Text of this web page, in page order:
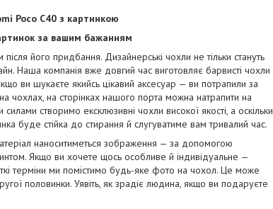
Poco C40 з картинкою
за вашим бажанням
його придбання. Дизайнерські чохли не тільки стануть
Наша компанія вже довгий час виготовляє барвисті чохли
ви шукаєте якийсь цікавий аксесуар — ви потрапили за
чохлах, на сторінках нашого порта можна натрапити на
створимо ексклюзивні чохли високої якості, а оскільки
буде стійка до стирання й слугуватиме вам тривалий час.
наноситиметься зображення — за допомогою
Якщо ви хочете щось особливе й індивідуальне —
терміни ми помістимо будь-яке фото на чохол. Це може
половинки. Уявіть, як зрадіє людина, якщо ви подаруєте